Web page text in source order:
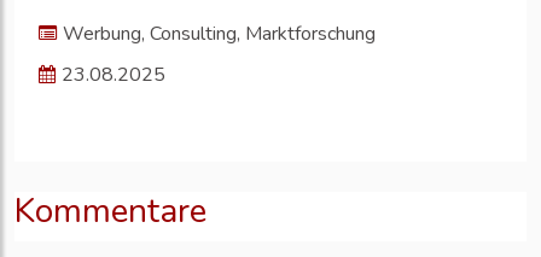
Werbung, Consulting, Marktforschung
23.08.2025
Kommentare